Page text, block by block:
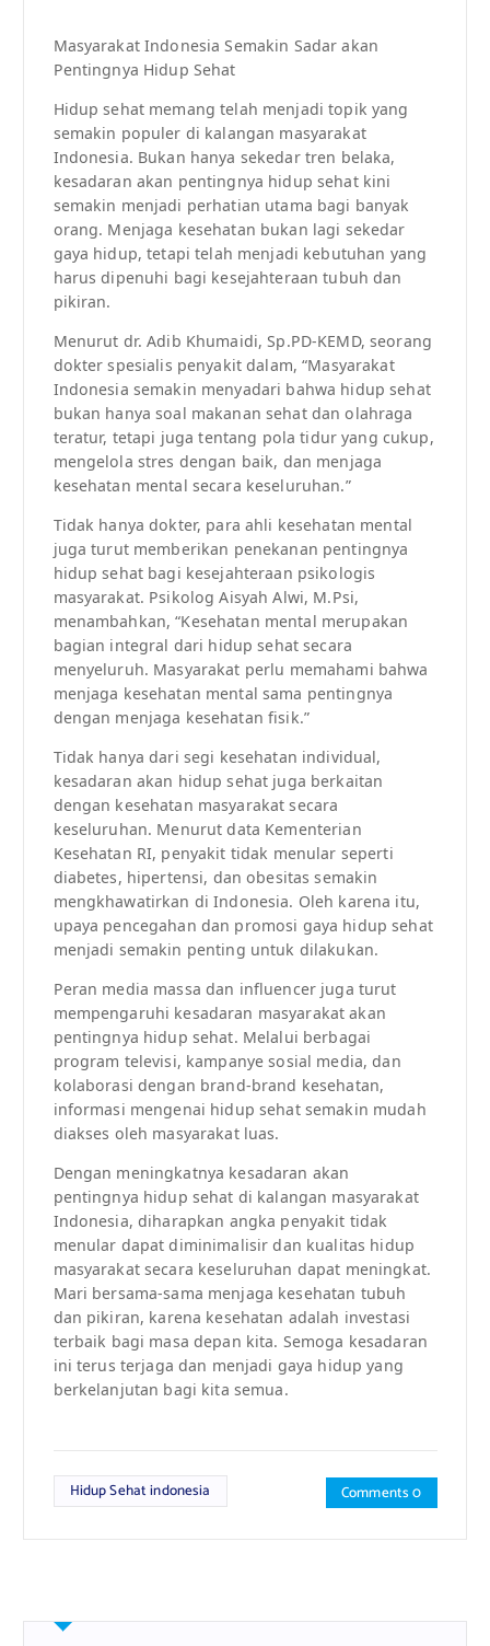
Masyarakat Indonesia Semakin Sadar akan
Pentingnya Hidup Sehat
Hidup sehat memang telah menjadi topik yang
semakin populer di kalangan masyarakat
Indonesia. Bukan hanya sekedar tren belaka,
kesadaran akan pentingnya hidup sehat kini
semakin menjadi perhatian utama bagi banyak
orang. Menjaga kesehatan bukan lagi sekedar
gaya hidup, tetapi telah menjadi kebutuhan yang
harus dipenuhi bagi kesejahteraan tubuh dan
pikiran.
Menurut dr. Adib Khumaidi, Sp.PD-KEMD, seorang
dokter spesialis penyakit dalam, “Masyarakat
Indonesia semakin menyadari bahwa hidup sehat
bukan hanya soal makanan sehat dan olahraga
teratur, tetapi juga tentang pola tidur yang cukup,
mengelola stres dengan baik, dan menjaga
kesehatan mental secara keseluruhan.”
Tidak hanya dokter, para ahli kesehatan mental
juga turut memberikan penekanan pentingnya
hidup sehat bagi kesejahteraan psikologis
masyarakat. Psikolog Aisyah Alwi, M.Psi,
menambahkan, “Kesehatan mental merupakan
bagian integral dari hidup sehat secara
menyeluruh. Masyarakat perlu memahami bahwa
menjaga kesehatan mental sama pentingnya
dengan menjaga kesehatan fisik.”
Tidak hanya dari segi kesehatan individual,
kesadaran akan hidup sehat juga berkaitan
dengan kesehatan masyarakat secara
keseluruhan. Menurut data Kementerian
Kesehatan RI, penyakit tidak menular seperti
diabetes, hipertensi, dan obesitas semakin
mengkhawatirkan di Indonesia. Oleh karena itu,
upaya pencegahan dan promosi gaya hidup sehat
menjadi semakin penting untuk dilakukan.
Peran media massa dan influencer juga turut
mempengaruhi kesadaran masyarakat akan
pentingnya hidup sehat. Melalui berbagai
program televisi, kampanye sosial media, dan
kolaborasi dengan brand-brand kesehatan,
informasi mengenai hidup sehat semakin mudah
diakses oleh masyarakat luas.
Dengan meningkatnya kesadaran akan
pentingnya hidup sehat di kalangan masyarakat
Indonesia, diharapkan angka penyakit tidak
menular dapat diminimalisir dan kualitas hidup
masyarakat secara keseluruhan dapat meningkat.
Mari bersama-sama menjaga kesehatan tubuh
dan pikiran, karena kesehatan adalah investasi
terbaik bagi masa depan kita. Semoga kesadaran
ini terus terjaga dan menjadi gaya hidup yang
berkelanjutan bagi kita semua.
Hidup Sehat indonesia Comments 0